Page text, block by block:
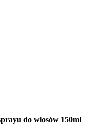
do włosów 150ml